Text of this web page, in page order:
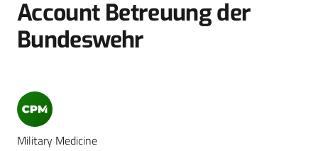
Account Betreuung der
Bundeswehr
Military Medicine